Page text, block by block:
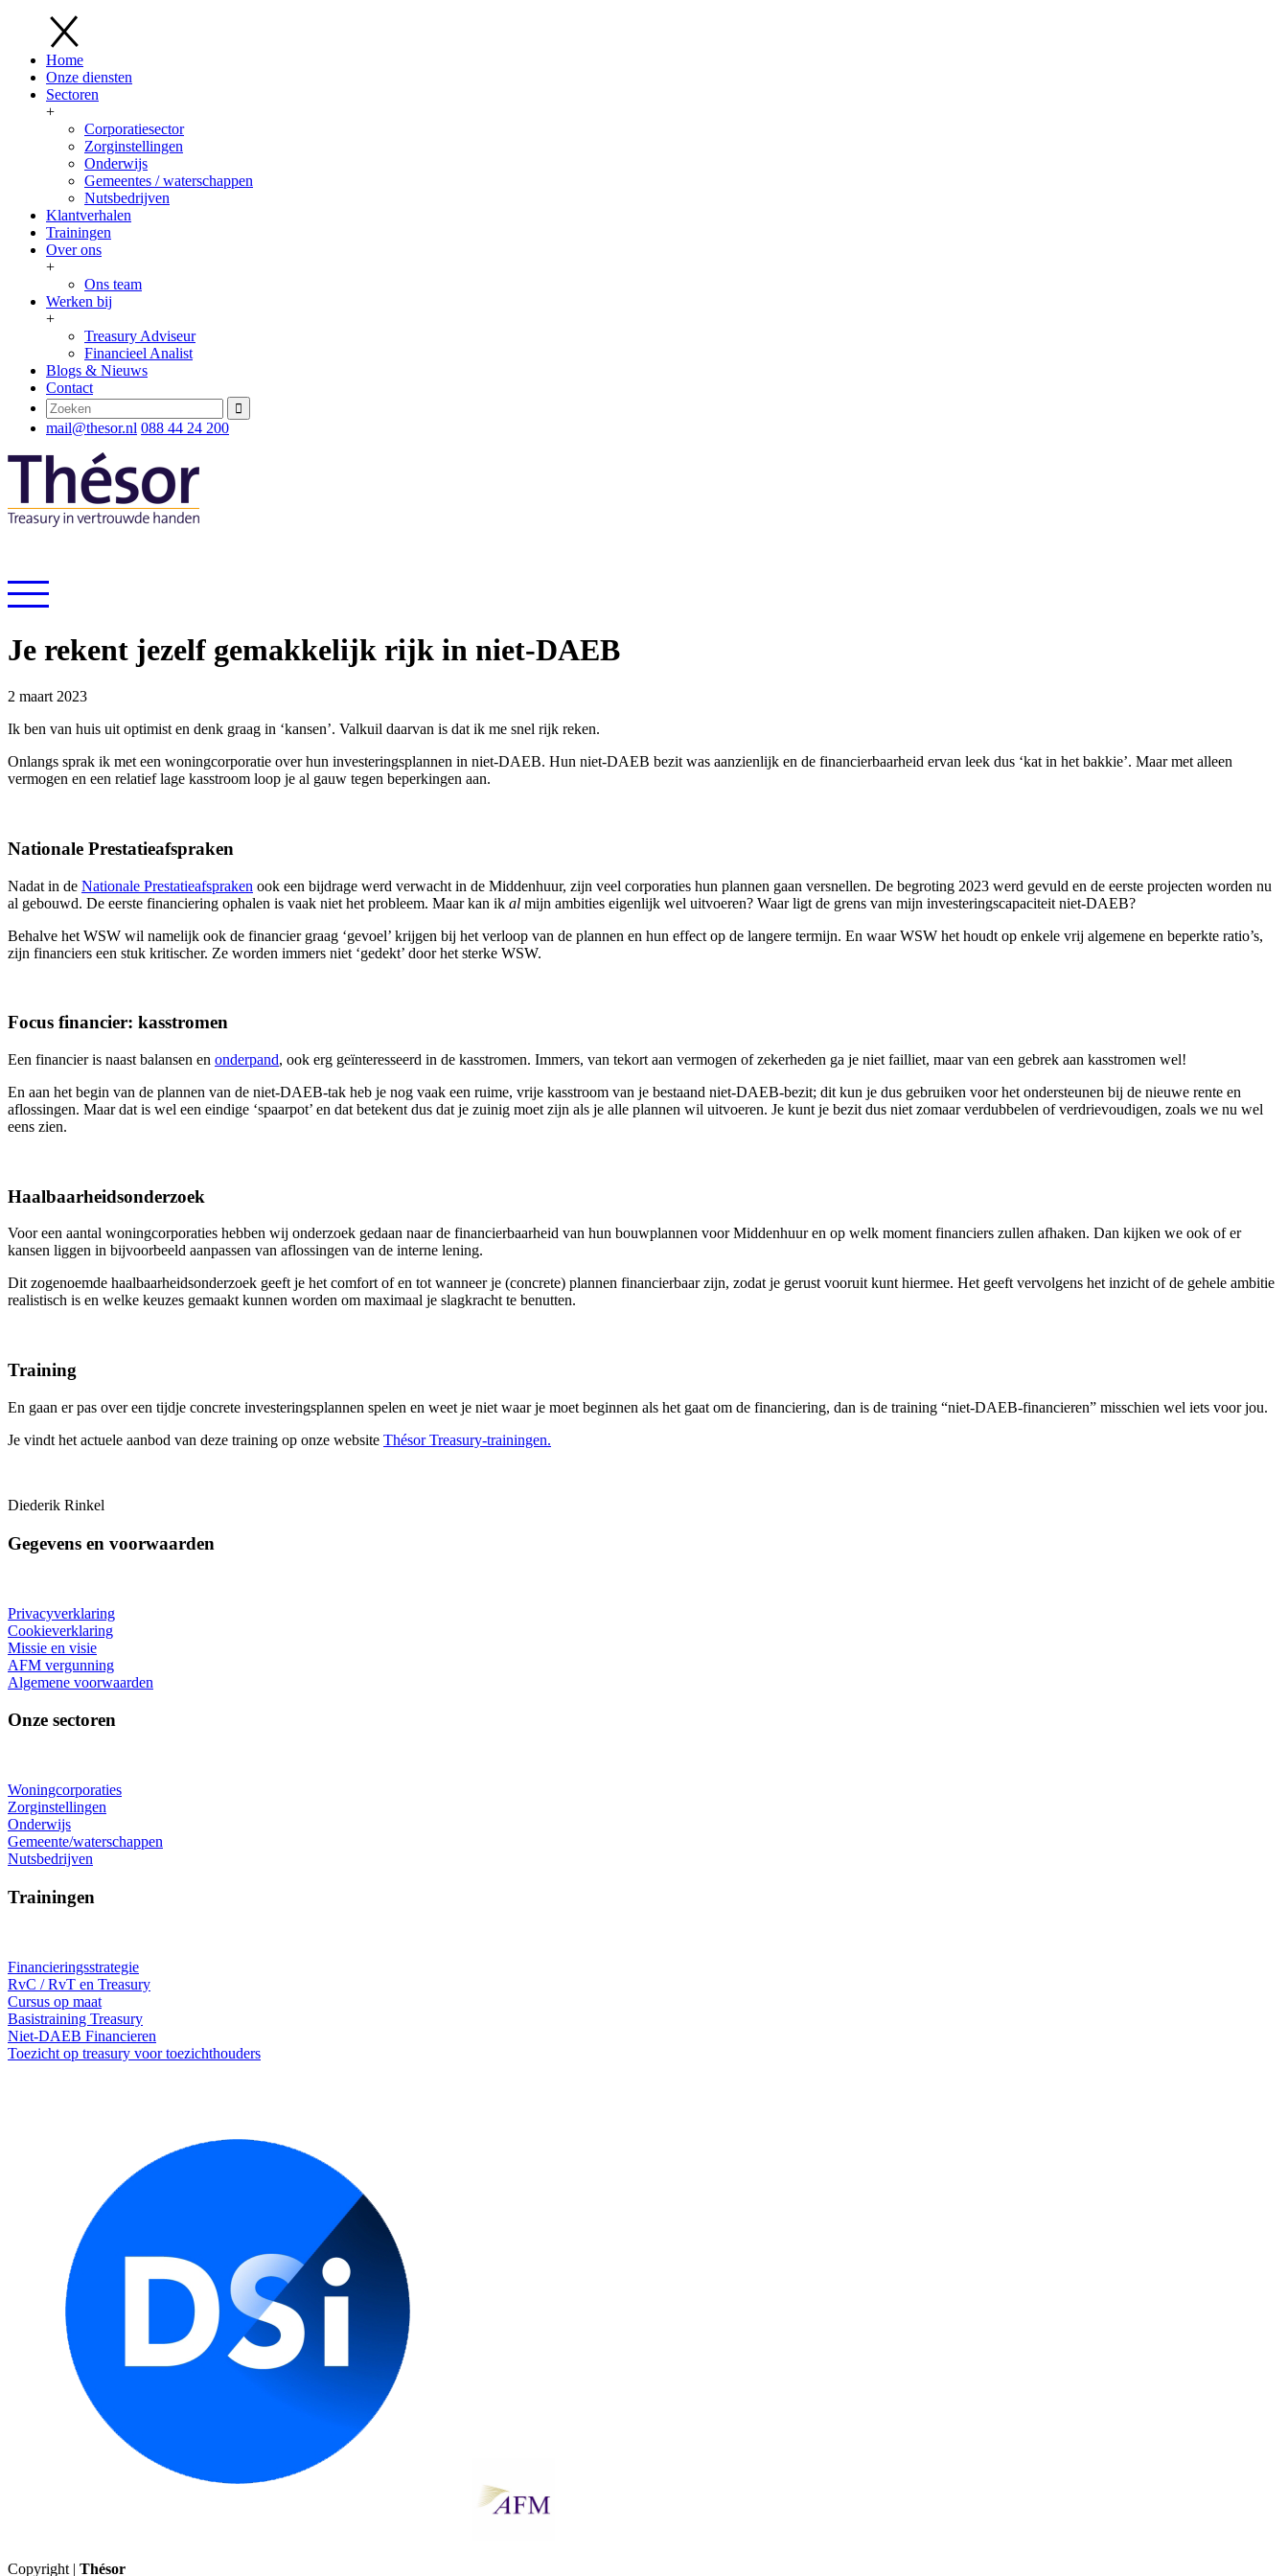
Home
Onze diensten
Sectoren
+
Corporatiesector
Zorginstellingen
Onderwijs
Gemeentes / waterschappen
Nutsbedrijven
Klantverhalen
Trainingen
Over ons
+
Ons team
Werken bij
+
Treasury Adviseur
Financieel Analist
Blogs & Nieuws
Contact
mail@thesor.nl 088 44 24 200
Je rekent jezelf gemakkelijk rijk in niet-DAEB
2 maart 2023
Ik ben van huis uit optimist en denk graag in ‘kansen’. Valkuil daarvan is dat ik me snel rijk reken.
Onlangs sprak ik met een woningcorporatie over hun investeringsplannen in niet-DAEB. Hun niet-DAEB bezit was aanzienlijk en de financierbaarheid ervan leek dus ‘kat in het bakkie’. Maar met alleen
vermogen en een relatief lage kasstroom loop je al gauw tegen beperkingen aan.
Nationale Prestatieafspraken
Nadat in de Nationale Prestatieafspraken ook een bijdrage werd verwacht in de Middenhuur, zijn veel corporaties hun plannen gaan versnellen. De begroting 2023 werd gevuld en de eerste projecten worden nu
al gebouwd. De eerste financiering ophalen is vaak niet het probleem. Maar kan ik al mijn ambities eigenlijk wel uitvoeren? Waar ligt de grens van mijn investeringscapaciteit niet-DAEB?
Behalve het WSW wil namelijk ook de financier graag ‘gevoel’ krijgen bij het verloop van de plannen en hun effect op de langere termijn. En waar WSW het houdt op enkele vrij algemene en beperkte ratio’s,
zijn financiers een stuk kritischer. Ze worden immers niet ‘gedekt’ door het sterke WSW.
Focus financier: kasstromen
Een financier is naast balansen en onderpand, ook erg geïnteresseerd in de kasstromen. Immers, van tekort aan vermogen of zekerheden ga je niet failliet, maar van een gebrek aan kasstromen wel!
En aan het begin van de plannen van de niet-DAEB-tak heb je nog vaak een ruime, vrije kasstroom van je bestaand niet-DAEB-bezit; dit kun je dus gebruiken voor het ondersteunen bij de nieuwe rente en
aflossingen. Maar dat is wel een eindige ‘spaarpot’ en dat betekent dus dat je zuinig moet zijn als je alle plannen wil uitvoeren. Je kunt je bezit dus niet zomaar verdubbelen of verdrievoudigen, zoals we nu wel
eens zien.
Haalbaarheidsonderzoek
Voor een aantal woningcorporaties hebben wij onderzoek gedaan naar de financierbaarheid van hun bouwplannen voor Middenhuur en op welk moment financiers zullen afhaken. Dan kijken we ook of er
kansen liggen in bijvoorbeeld aanpassen van aflossingen van de interne lening.
Dit zogenoemde haalbaarheidsonderzoek geeft je het comfort of en tot wanneer je (concrete) plannen financierbaar zijn, zodat je gerust vooruit kunt hiermee. Het geeft vervolgens het inzicht of de gehele ambitie
realistisch is en welke keuzes gemaakt kunnen worden om maximaal je slagkracht te benutten.
Training
En gaan er pas over een tijdje concrete investeringsplannen spelen en weet je niet waar je moet beginnen als het gaat om de financiering, dan is de training “niet-DAEB-financieren” misschien wel iets voor jou.
Je vindt het actuele aanbod van deze training op onze website Thésor Treasury-trainingen.
Diederik Rinkel
Gegevens en voorwaarden
Privacyverklaring
Cookieverklaring
Missie en visie
AFM vergunning
Algemene voorwaarden
Onze sectoren
Woningcorporaties
Zorginstellingen
Onderwijs
Gemeente/waterschappen
Nutsbedrijven
Trainingen
Financieringsstrategie
RvC / RvT en Treasury
Cursus op maat
Basistraining Treasury
Niet-DAEB Financieren
Toezicht op treasury voor toezichthouders
Copyright | Thésor